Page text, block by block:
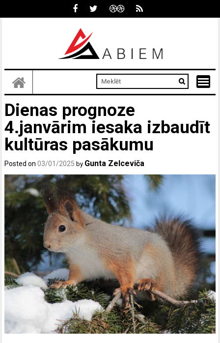
Dienas prognoze
4.janvārim iesaka izbaudīt
kultūras pasākumu
Posted on03/01/2025 by Gunta Zelceviča